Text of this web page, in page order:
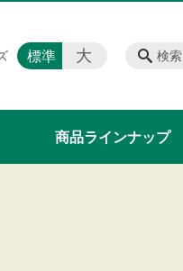
商品ラインナップ
検索
標準 大